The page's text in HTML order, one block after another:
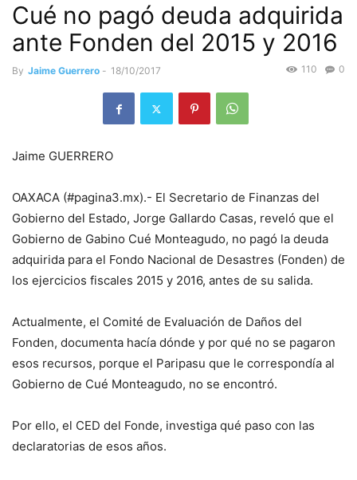
Cué no pagó deuda adquirida
ante Fonden del 2015 y 2016
By Jaime Guerrero - 18/10/2017 0
110
Jaime GUERRERO
OAXACA (#pagina3.mx).- El Secretario de Finanzas del
Gobierno del Estado, Jorge Gallardo Casas, reveló que el
Gobierno de Gabino Cué Monteagudo, no pagó la deuda
adquirida para el Fondo Nacional de Desastres (Fonden) de
los ejercicios fiscales 2015 y 2016, antes de su salida.
Actualmente, el Comité de Evaluación de Daños del
Fonden, documenta hacía dónde y por qué no se pagaron
esos recursos, porque el Paripasu que le correspondía al
Gobierno de Cué Monteagudo, no se encontró.
Por ello, el CED del Fonde, investiga qué paso con las
declaratorias de esos años.